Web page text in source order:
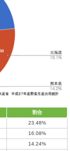
割合
23.48%
16.08%
14.24%